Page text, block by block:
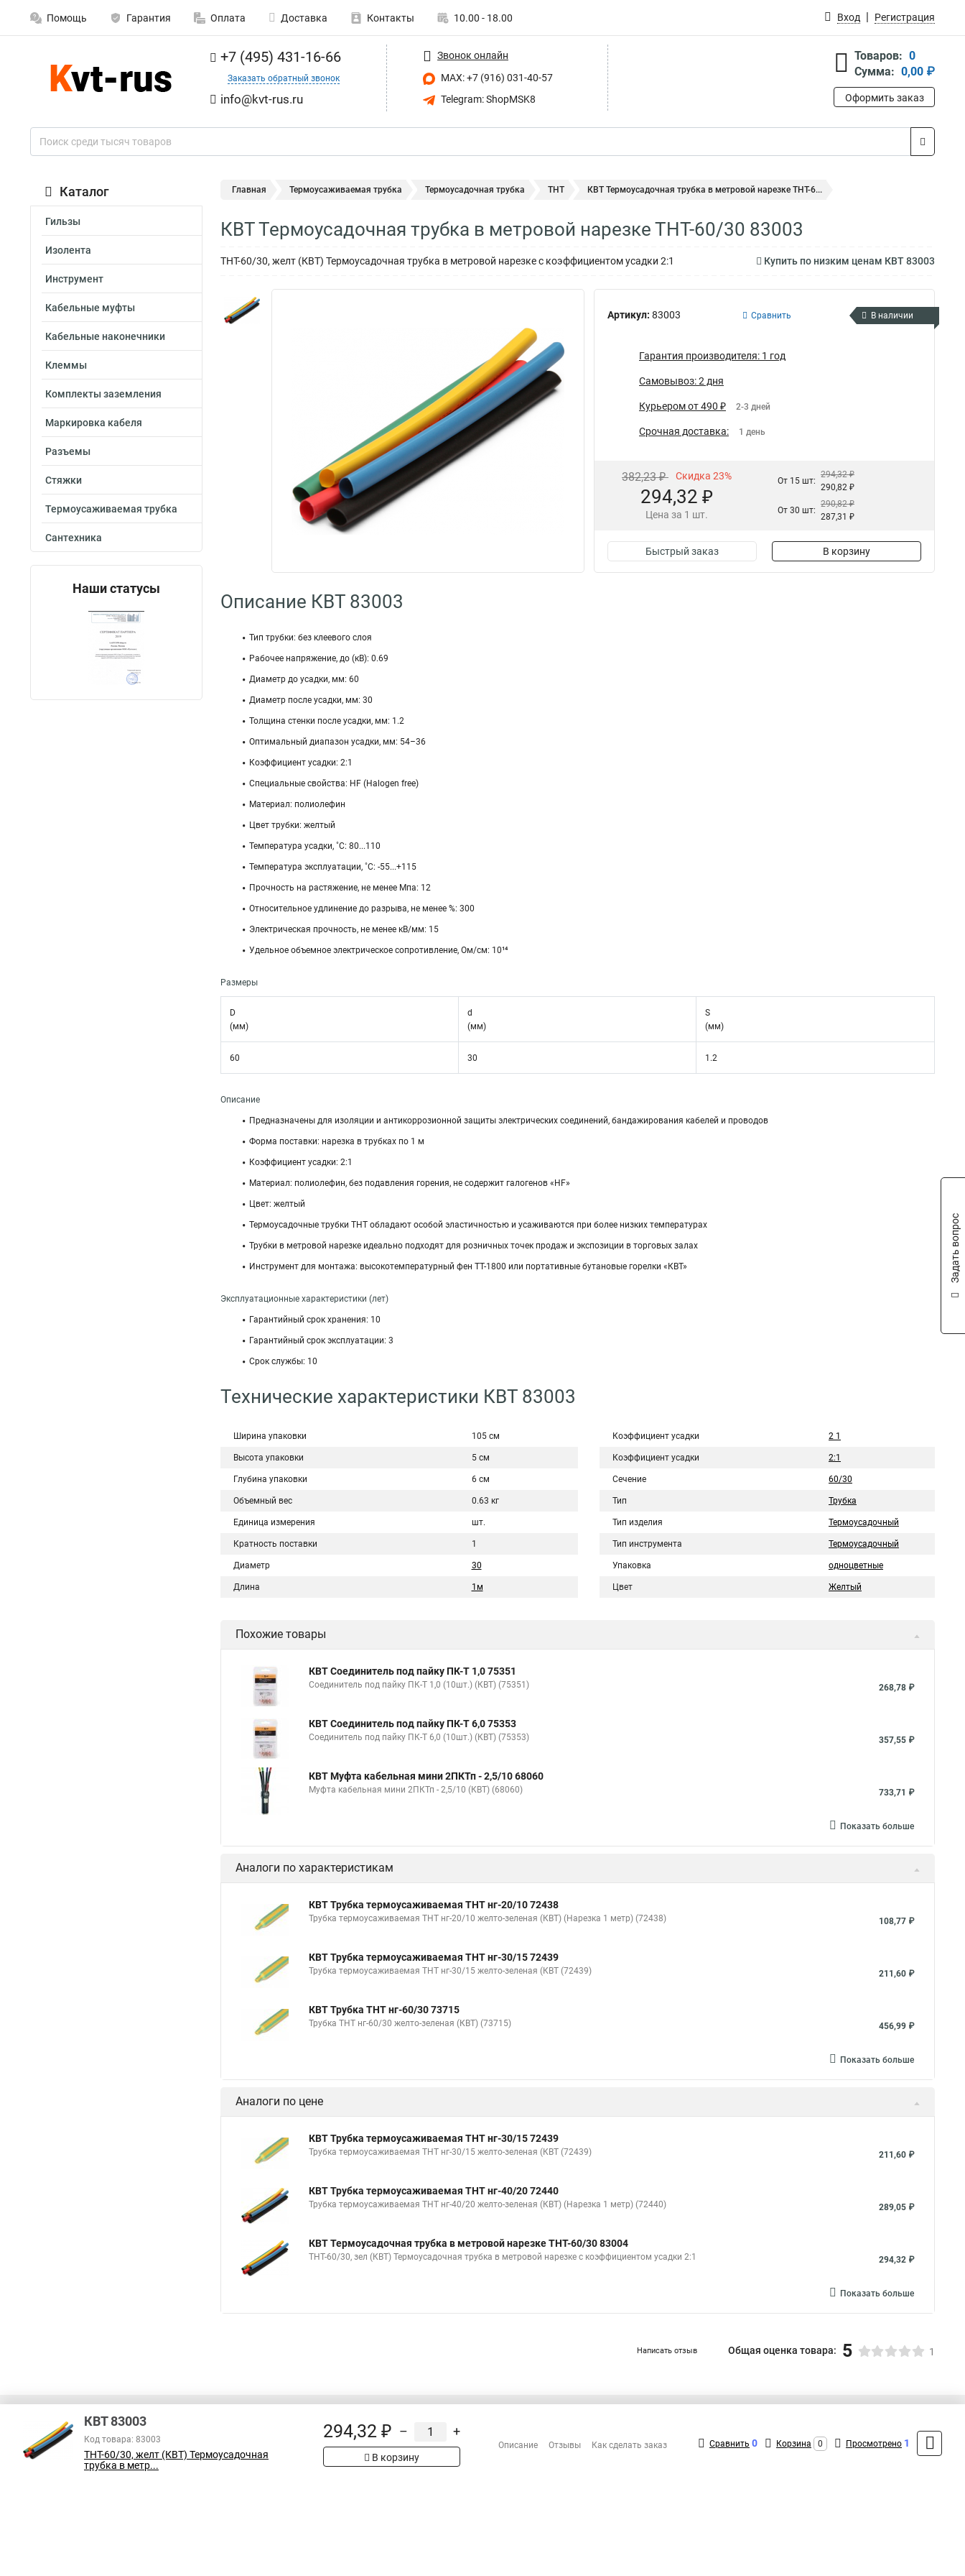
Помощь Гарантия Оплата Доставка Контакты 10.00 - 18.00 Вход Регистрация
+7 (495) 431-16-66
Заказать обратный звонок
info@kvt-rus.ru
Звонок онлайн
MAX: +7 (916) 031-40-57
Telegram: ShopMSK8
Товаров: 0
Сумма: 0,00 ₽
Оформить заказ
Каталог
Гильзы
Изолента
Инструмент
Кабельные муфты
Кабельные наконечники
Клеммы
Комплекты заземления
Маркировка кабеля
Разъемы
Стяжки
Термоусаживаемая трубка
Сантехника
Наши статусы
Главная Термоусаживаемая трубка Термоусадочная трубка ТНТ КВТ Термоусадочная трубка в метровой нарезке ТНТ-6...
КВТ Термоусадочная трубка в метровой нарезке ТНТ-60/30 83003
ТНТ-60/30, желт (КВТ) Термоусадочная трубка в метровой нарезке с коэффициентом усадки 2:1 Купить по низким ценам КВТ 83003
Артикул: 83003 Сравнить В наличии
Гарантия производителя: 1 год
Самовывоз: 2 дня
Курьером от 490 ₽ 2-3 дней
Срочная доставка: 1 день
382,23 ₽ Скидка 23%
294,32 ₽
Цена за 1 шт.
От 15 шт:
294,32 ₽
290,82 ₽
От 30 шт:
290,82 ₽
287,31 ₽
Быстрый заказ В корзину
Описание КВТ 83003
Тип трубки: без клеевого слоя
Рабочее напряжение, до (кВ): 0.69
Диаметр до усадки, мм: 60
Диаметр после усадки, мм: 30
Толщина стенки после усадки, мм: 1.2
Оптимальный диапазон усадки, мм: 54–36
Коэффициент усадки: 2:1
Специальные свойства: HF (Halogen free)
Материал: полиолефин
Цвет трубки: желтый
Температура усадки, ˚С: 80...110
Температура эксплуатации, ˚С: -55...+115
Прочность на растяжение, не менее Мпа: 12
Относительное удлинение до разрыва, не менее %: 300
Электрическая прочность, не менее кВ/мм: 15
Удельное объемное электрическое сопротивление, Ом/см: 10¹⁴
Размеры
D
(мм)
d
(мм)
S
(мм)
60 30 1.2
Описание
Предназначены для изоляции и антикоррозионной защиты электрических соединений, бандажирования кабелей и проводов
Форма поставки: нарезка в трубках по 1 м
Коэффициент усадки: 2:1
Материал: полиолефин, без подавления горения, не содержит галогенов «HF»
Цвет: желтый
Термоусадочные трубки ТНТ обладают особой эластичностью и усаживаются при более низких температурах
Трубки в метровой нарезке идеально подходят для розничных точек продаж и экспозиции в торговых залах
Инструмент для монтажа: высокотемпературный фен ТТ-1800 или портативные бутановые горелки «КВТ»
Эксплуатационные характеристики (лет)
Гарантийный срок хранения: 10
Гарантийный срок эксплуатации: 3
Срок службы: 10
Технические характеристики КВТ 83003
Ширина упаковки 105 см
Высота упаковки 5 см
Глубина упаковки 6 см
Объемный вес 0.63 кг
Единица измерения шт.
Кратность поставки 1
Диаметр 30
Длина 1м
Коэффициент усадки 2 1
Коэффициент усадки 2:1
Сечение 60/30
Тип Трубка
Тип изделия Термоусадочный
Тип инструмента Термоусадочный
Упаковка одноцветные
Цвет Желтый
Похожие товары
КВТ Соединитель под пайку ПК-Т 1,0 75351
Соединитель под пайку ПК-Т 1,0 (10шт.) (КВТ) (75351) 268,78 ₽
КВТ Соединитель под пайку ПК-Т 6,0 75353
Соединитель под пайку ПК-Т 6,0 (10шт.) (КВТ) (75353) 357,55 ₽
КВТ Муфта кабельная мини 2ПКТп - 2,5/10 68060
Муфта кабельная мини 2ПКТп - 2,5/10 (КВТ) (68060) 733,71 ₽
Показать больше
Аналоги по характеристикам
КВТ Трубка термоусаживаемая ТНТ нг-20/10 72438
Трубка термоусаживаемая ТНТ нг-20/10 желто-зеленая (КВТ) (Нарезка 1 метр) (72438) 108,77 ₽
КВТ Трубка термоусаживаемая ТНТ нг-30/15 72439
Трубка термоусаживаемая ТНТ нг-30/15 желто-зеленая (КВТ (72439) 211,60 ₽
КВТ Трубка ТНТ нг-60/30 73715
Трубка ТНТ нг-60/30 желто-зеленая (КВТ) (73715) 456,99 ₽
Показать больше
Аналоги по цене
КВТ Трубка термоусаживаемая ТНТ нг-30/15 72439
Трубка термоусаживаемая ТНТ нг-30/15 желто-зеленая (КВТ (72439) 211,60 ₽
КВТ Трубка термоусаживаемая ТНТ нг-40/20 72440
Трубка термоусаживаемая ТНТ нг-40/20 желто-зеленая (КВТ) (Нарезка 1 метр) (72440) 289,05 ₽
КВТ Термоусадочная трубка в метровой нарезке ТНТ-60/30 83004
ТНТ-60/30, зел (КВТ) Термоусадочная трубка в метровой нарезке с коэффициентом усадки 2:1 294,32 ₽
Показать больше
Написать отзыв Общая оценка товара: 5 1
В соответствии с пунктом 2 статьи 437 ГК РФ, вся информация о товарах на сайте имеет
справочный характер и не является публичной офертой. При покупке проверяйте товар
Сотрудничество
+7 (495) 431-16-66
MAX: +7 (916) 031-40-57
КВТ 83003
Код товара: 83003
ТНТ-60/30, желт (КВТ) Термоусадочная
трубка в метр...
294,32 ₽ – +
В корзину
Описание Отзывы Как сделать заказ Сравнить 0 Корзина 0 Просмотрено 1
Задать вопрос